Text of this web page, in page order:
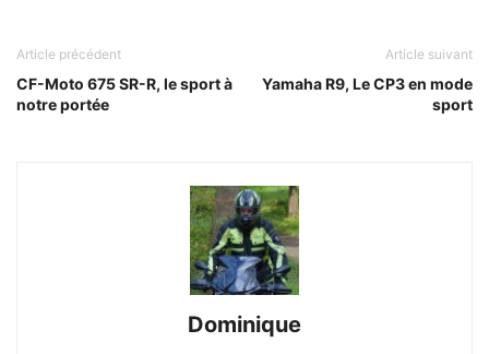
Article précédent
CF-Moto 675 SR-R, le sport à
notre portée
Article suivant
Yamaha R9, Le CP3 en mode
sport
Dominique